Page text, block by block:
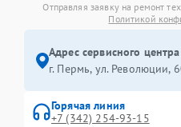
Отправляя заявку на ремонт
Политикой
Адрес сервисного
г. Пермь, ул. ​Революции,
Горячая линия
+7 (342) 254-93-15